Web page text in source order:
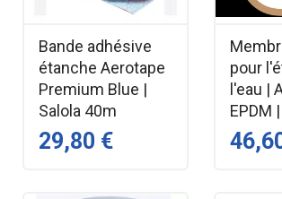
Bande adhésive
étanche Aerotape
Premium Blue |
Salola 40m
29,80 €
pour
l'eau |
EPDM